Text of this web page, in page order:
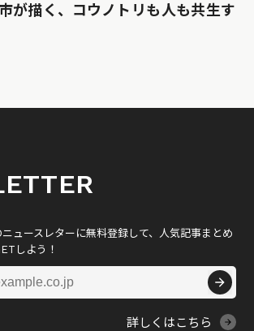
が描く、コウノトリも人も共生す
ュースレターに無料登録して、人気記事まとめ
しよう！
詳しくはこちら